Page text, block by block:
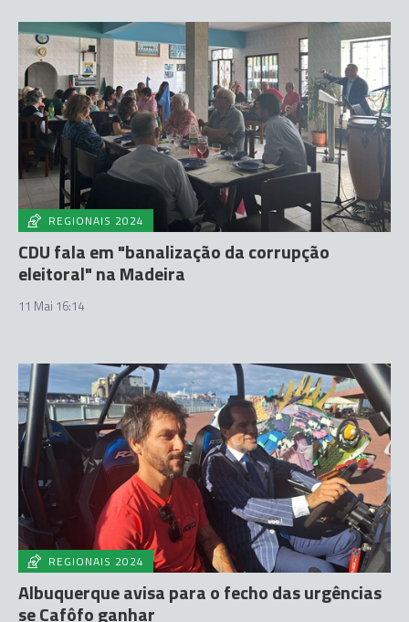
REGIONAIS 2024
CDU fala em "banalização da corrupção
eleitoral" na Madeira
11 Mai 16:14
REGIONAIS 2024
Albuquerque avisa para o fecho das urgências
se Cafôfo ganhar